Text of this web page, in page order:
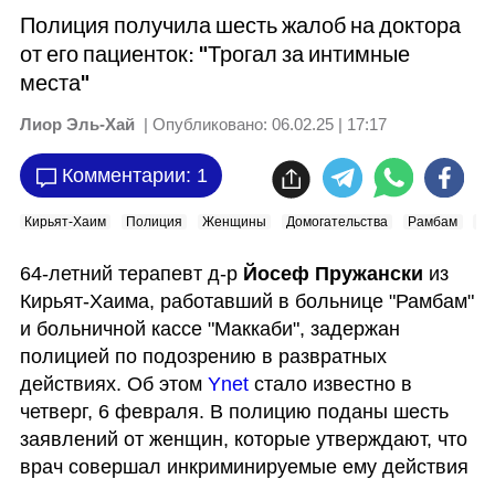
Полиция получила шесть жалоб на доктора
от его пациенток: "Трогал за интимные
места"
Лиор Эль-Хай | Опубликовано: 06.02.25 | 17:17
Комментарии: 1
Кирьят-Хаим Полиция Женщины Домогательства Рамбам
64-летний терапевт д-р Йосеф Пружански из
Кирьят-Хаима, работавший в больнице "Рамбам"
и больничной кассе "Маккаби", задержан
полицией по подозрению в развратных
действиях. Об этом Ynet стало известно в
четверг, 6 февраля. В полицию поданы шесть
заявлений от женщин, которые утверждают, что
врач совершал инкриминируемые ему действия